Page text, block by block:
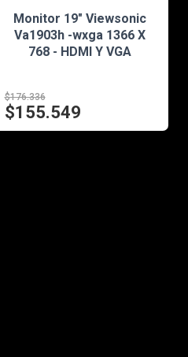
Monitor 19" Viewsonic
Va1903h -wxga 1366 X
768 - HDMI Y VGA
$176.336
$155.549